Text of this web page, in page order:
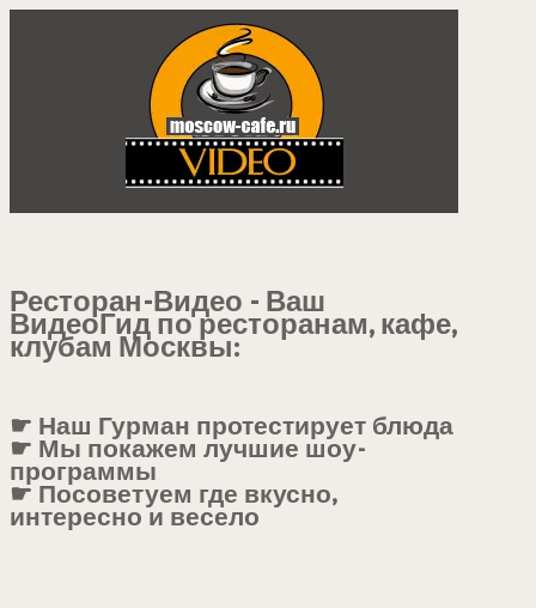
Ресторан-Видео - Ваш
ВидеоГид по ресторанам, кафе,
клубам Москвы:
☛ Наш Гурман протестирует блюда
☛ Мы покажем лучшие шоу-
программы
☛ Посоветуем где вкусно,
интересно и весело